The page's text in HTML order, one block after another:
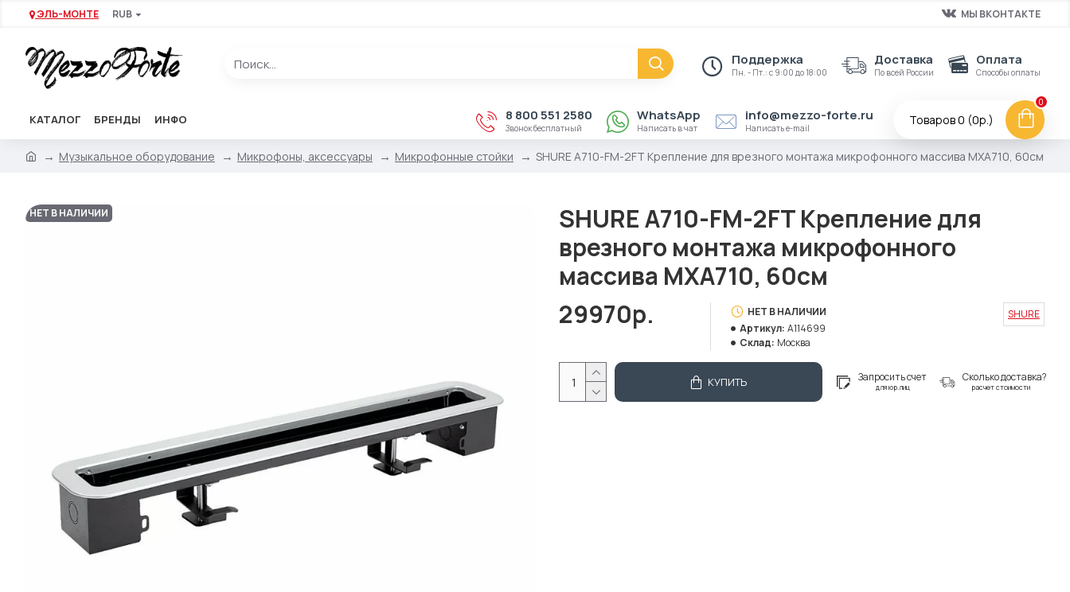
ЭЛЬ-МОНТЕ RUB МЫ ВКОНТАКТЕ
Поддержка
Пн. - Пт.: с 9:00 до 18:00
Доставка
По всей России
Оплата
Способы оплаты
КАТАЛОГ БРЕНДЫ ИНФО 8 800 551 2580
Звонок бесплатный
WhatsApp
Написать в чат
info@mezzo-forte.ru
Написать e-mail
Товаров 0 (0р.)
0
Музыкальное оборудование Микрофоны, аксессуары Микрофонные стойки SHURE A710-FM-2FT Крепление для врезного монтажа микрофонного массива MXA710, 60см
НЕТ В НАЛИЧИИ
SHURE A710-FM-2FT Крепление для
врезного монтажа микрофонного
массива MXA710, 60см
29970р.
НЕТ В НАЛИЧИИ
Артикул: A114699
Склад: Москва
SHURE
КУПИТЬ Запросить счет
для юр.лиц
Сколько доставка?
расчет стоимости